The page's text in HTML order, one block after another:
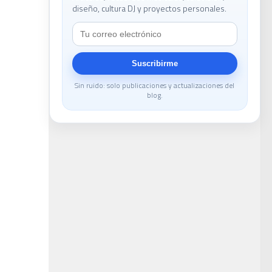
diseño, cultura DJ y proyectos personales.
Suscribirme
Sin ruido: solo publicaciones y actualizaciones del
blog.